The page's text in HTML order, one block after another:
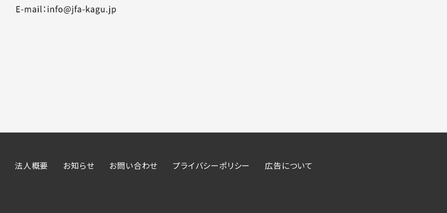
法人概要 お知らせ お問い合わせ プライバシーポリシー 広告について